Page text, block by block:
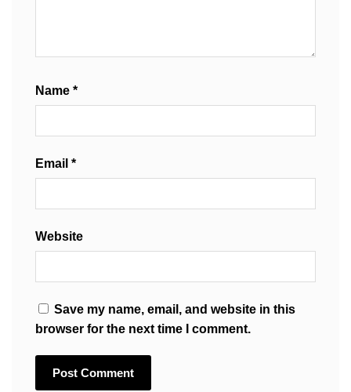
Name *
Email *
Website
Save my name, email, and website in this
browser for the next time I comment.